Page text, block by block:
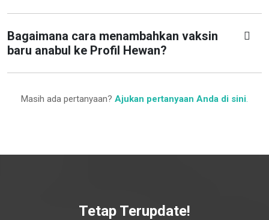
Bagaimana cara menambahkan vaksin
baru anabul ke Profil Hewan?
Masih ada pertanyaan? Ajukan pertanyaan Anda di sini.
Tetap Terupdate!